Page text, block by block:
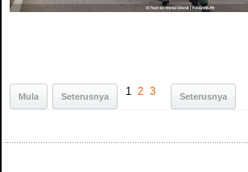
Mula Seterusnya 1 2 3 Seterusnya